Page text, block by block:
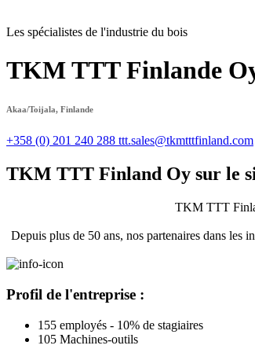
Les spécialistes de l'industrie du bois
TKM TTT Finlande
Akaa/Toijala, Finlande
+358 (0) 201 240 288 ttt.sales@tkmtttfinland.com
TKM TTT Finland Oy sur le
TKM TTT
Depuis plus de 50 ans, nos partenaires dans les
Profil de l'entreprise :
155 employés - 10% de stagiaires
105 Machines-outils